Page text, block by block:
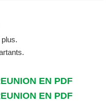
EN PDF
EN PDF